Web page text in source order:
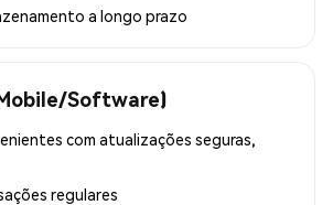
a longo prazo
Software)
com atualizações seguras,
regulares